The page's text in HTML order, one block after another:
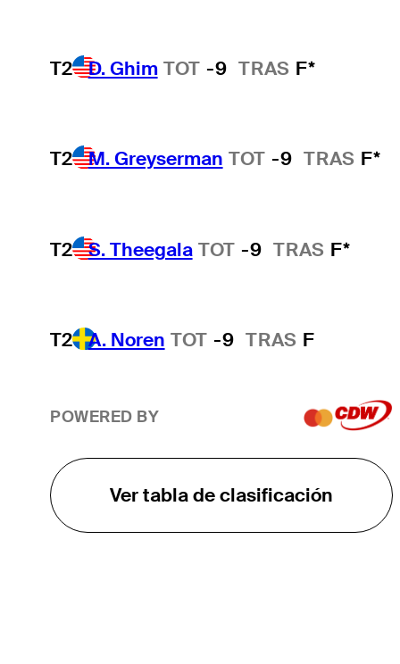
T2 D. Ghim TOT -9 TRAS F*
T2 M. Greyserman TOT -9 TRAS F*
T2 S. Theegala TOT -9 TRAS F*
T2 A. Noren TOT -9 TRAS F
POWERED BY
Ver tabla de clasificación